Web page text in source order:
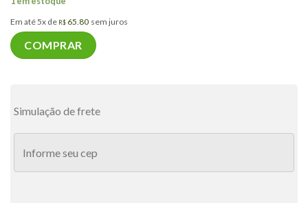
Em até 5x de R$ 65.80 sem juros
COMPRAR
Simulação de frete